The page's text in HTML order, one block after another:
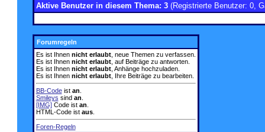
Aktive Benutzer in diesem Thema: 3 (Registrierte Benutzer: 0,
Forumregeln
Es ist Ihnen nicht erlaubt, neue Themen zu verfassen.
Es ist Ihnen nicht erlaubt, auf Beiträge zu antworten.
Es ist Ihnen nicht erlaubt, Anhänge hochzuladen.
Es ist Ihnen nicht erlaubt, Ihre Beiträge zu bearbeiten.
BB-Codeist an
Smileys sind an
[IMG]Code ist an
HTML-Code ist aus.
Foren-Regeln